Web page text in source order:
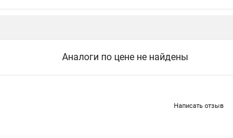
Аналоги по цене не найдены
Написать отзыв